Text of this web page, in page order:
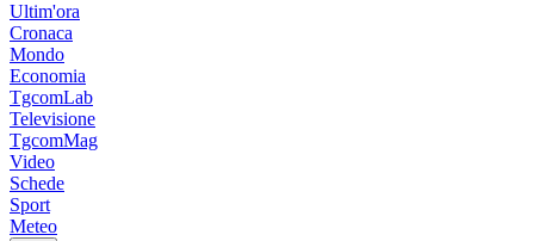
Ultim'ora
Cronaca
Mondo
Economia
TgcomLab
Televisione
TgcomMag
Video
Schede
Sport
Meteo